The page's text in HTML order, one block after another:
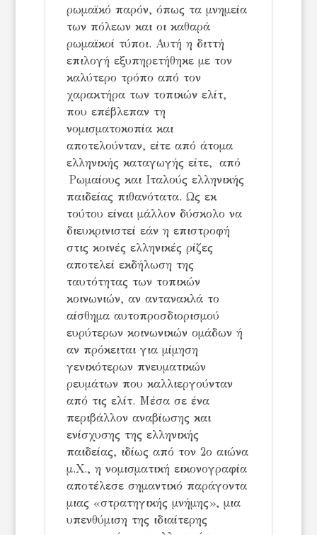
ρωμαϊκό παρόν, όπως τα μνημεία
των πόλεων και οι καθαρά
ρωμαϊκοί τύποι. Αυτή η διττή
επιλογή εξυπηρετήθηκε με τον
καλύτερο τρόπο από τον
χαρακτήρα των τοπικών ελίτ,
που επέβλεπαν τη
νομισματοκοπία και
αποτελούνταν, είτε από άτομα
ελληνικής καταγωγής είτε, από
Ρωμαίους και Ιταλούς ελληνικής
παιδείας πιθανότατα. Ως εκ
τούτου είναι μάλλον δύσκολο να
διευκρινιστεί εάν η επιστροφή
στις κοινές ελληνικές ρίζες
αποτελεί εκδήλωση της
ταυτότητας των τοπικών
κοινωνιών, αν αντανακλά το
αίσθημα αυτοπροσδιορισμού
ευρύτερων κοινωνικών ομάδων ή
αν πρόκειται για μίμηση
γενικότερων πνευματικών
ρευμάτων που καλλιεργούνταν
από τις ελίτ. Μέσα σε ένα
περιβάλλον αναβίωσης και
ενίσχυσης της ελληνικής
παιδείας, ιδίως από τον 2ο αιώνα
μ.Χ., η νομισματική εικονογραφία
αποτέλεσε σημαντικό παράγοντα
μιας «στρατηγικής μνήμης», μια
υπενθύμιση της ιδιαίτερης